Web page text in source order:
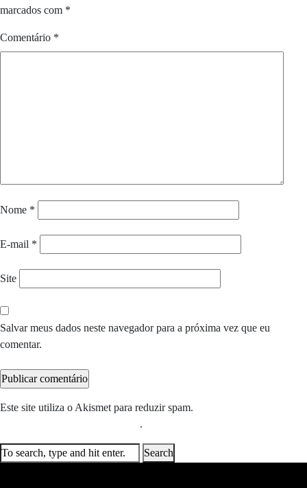
marcados com *
Comentário *
Nome *
E-mail *
Site
Salvar meus dados neste navegador para a próxima vez que eu
comentar.
Este site utiliza o Akismet para reduzir spam.
.
Search